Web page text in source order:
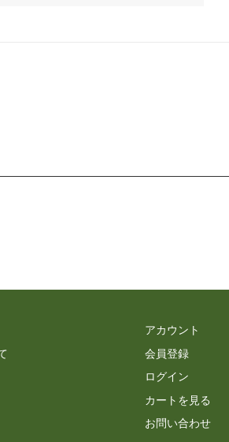
アカウント
会員登録
ログイン
カートを見る
お問い合わせ